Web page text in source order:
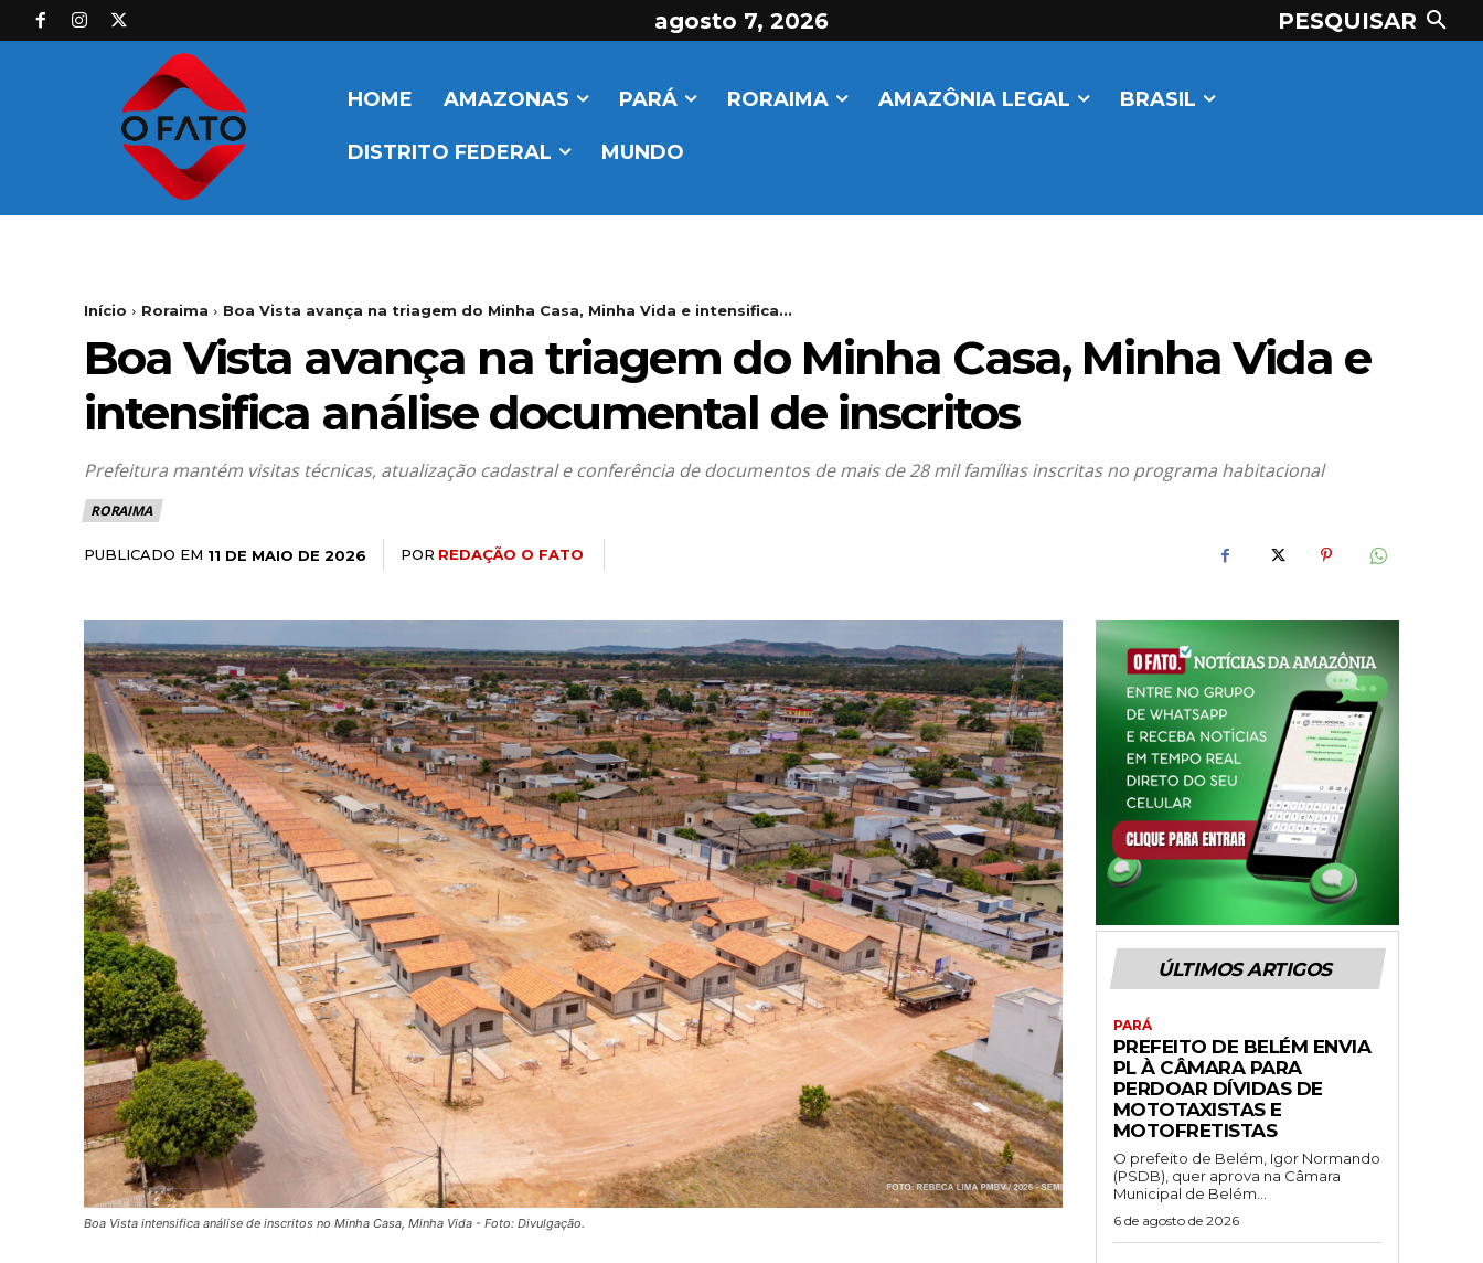
agosto 7, 2026 PESQUISAR
HOME AMAZONAS PARÁ RORAIMA AMAZÔNIA LEGAL BRASIL
DISTRITO FEDERAL MUNDO
Início Roraima Boa Vista avança na triagem do Minha Casa, Minha Vida e intensifica...
Boa Vista avança na triagem do Minha Casa, Minha Vida e
intensifica análise documental de inscritos
Prefeitura mantém visitas técnicas, atualização cadastral e conferência de documentos de mais de 28 mil famílias inscritas no programa habitacional
RORAIMA
PUBLICADO EM 11 DE MAIO DE 2026 POR REDAÇÃO O FATO
Boa Vista intensifica análise de inscritos no Minha Casa, Minha Vida - Foto: Divulgação.
ÚLTIMOS ARTIGOS
PARÁ
PREFEITO DE BELÉM ENVIA
PL À CÂMARA PARA
PERDOAR DÍVIDAS DE
MOTOTAXISTAS E
MOTOFRETISTAS
O prefeito de Belém, Igor Normando
(PSDB), quer aprova na Câmara
Municipal de Belém...
6 de agosto de 2026